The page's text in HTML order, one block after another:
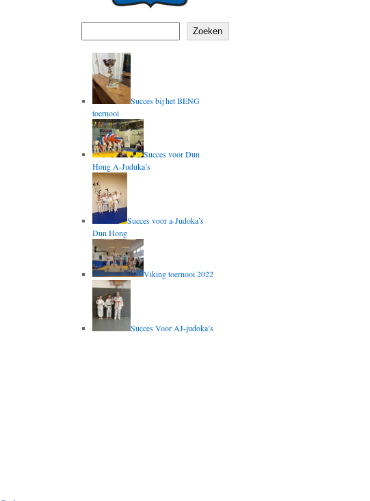
Zoeken
Succes bij het BENG
toernooi
Succes voor Dun
Hong A-Juduka’s
Succes voor a-Judoka’s
Dun Hong
Viking toernooi 2022
Succes Voor AJ-judoka’s